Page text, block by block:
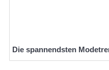
Die spannendsten